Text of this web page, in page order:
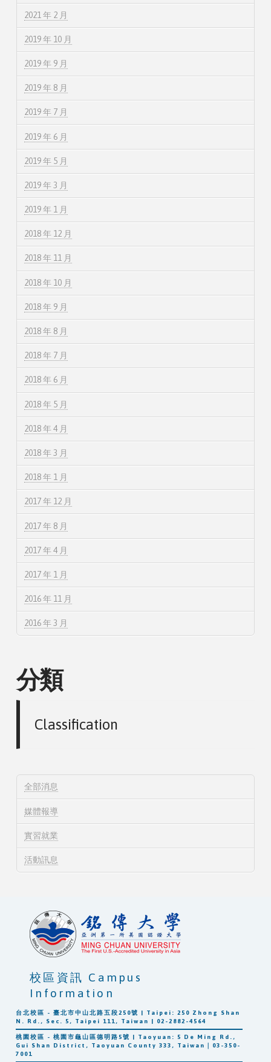
2021 年 2 月
2019 年 10 月
2019 年 9 月
2019 年 8 月
2019 年 7 月
2019 年 6 月
2019 年 5 月
2019 年 3 月
2019 年 1 月
2018 年 12 月
2018 年 11 月
2018 年 10 月
2018 年 9 月
2018 年 8 月
2018 年 7 月
2018 年 6 月
2018 年 5 月
2018 年 4 月
2018 年 3 月
2018 年 1 月
2017 年 12 月
2017 年 8 月
2017 年 4 月
2017 年 1 月
2016 年 11 月
2016 年 3 月
分類
Classification
全部消息
媒體報導
實習就業
活動訊息
台北校區 - 臺北市中山北路五段250號 | Taipei: 250 Zhong Shan
N. Rd., Sec. 5, Taipei 111, Taiwan | 02-2882-4564
桃園校區 - 桃園市龜山區德明路5號 | Taoyuan: 5 De Ming Rd.,
Gui Shan District, Taoyuan County 333, Taiwan｜03-350-
7001
校區資訊 Campus
Information